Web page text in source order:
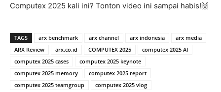
Computex 2025 kali ini? Tonton video ini sampai habis!🙌
TAGS arx benchmark arx channel arx indonesia
arx media
ARX Review
arx.co.id COMPUTEX 2025
computex 2025 AI
computex 2025 cases
computex 2025 keynote
computex 2025 memory
computex 2025 report
computex 2025 teamgroup
computex 2025 vlog